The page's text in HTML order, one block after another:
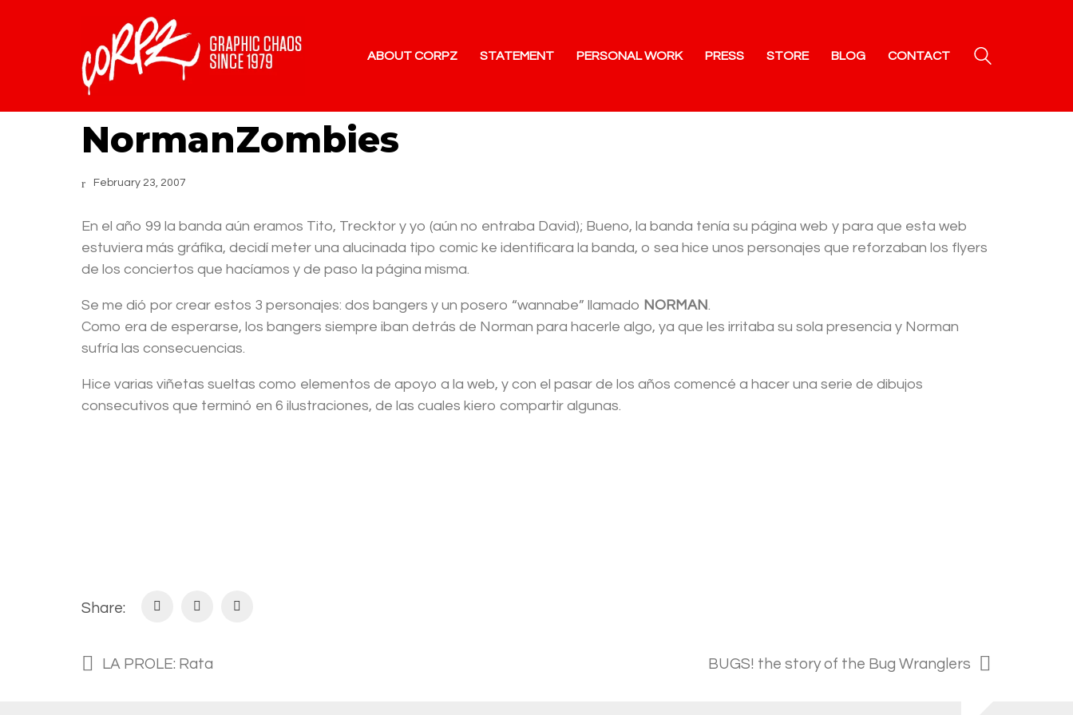
ABOUT CORPZ STATEMENT PERSONAL WORK PRESS STORE BLOG CONTACT
NormanZombies
February 23, 2007
En el año 99 la banda aún eramos Tito, Trecktor y yo (aún no entraba David); Bueno, la banda tenía su página web y para que esta web
estuviera más gráfika, decidí meter una alucinada tipo comic ke identificara la banda, o sea hice unos personajes que reforzaban los flyers
de los conciertos que hacíamos y de paso la página misma.
Se me dió por crear estos 3 personajes: dos bangers y un posero “wannabe” llamado NORMAN.
Como era de esperarse, los bangers siempre iban detrás de Norman para hacerle algo, ya que les irritaba su sola presencia y Norman
sufría las consecuencias.
Hice varias viñetas sueltas como elementos de apoyo a la web, y con el pasar de los años comencé a hacer una serie de dibujos
consecutivos que terminó en 6 ilustraciones, de las cuales kiero compartir algunas.
Share:
LA PROLE: Rata BUGS! the story of the Bug Wranglers